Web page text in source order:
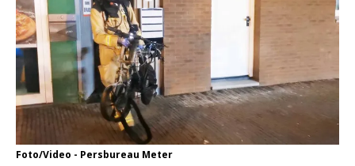
Foto/Video - Persbureau Meter